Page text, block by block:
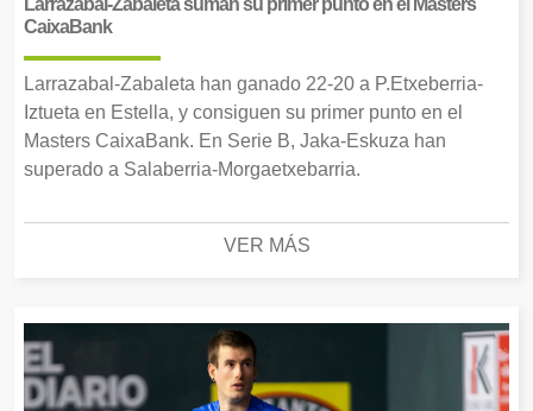
Larrazabal-Zabaleta suman su primer punto en el Masters
CaixaBank
Larrazabal-Zabaleta han ganado 22-20 a P.Etxeberria-
Iztueta en Estella, y consiguen su primer punto en el
Masters CaixaBank. En Serie B, Jaka-Eskuza han
superado a Salaberria-Morgaetxebarria.
VER MÁS